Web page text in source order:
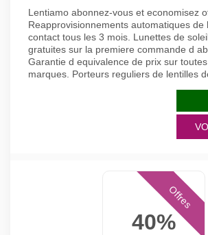
Lentiamo abonnez-vous et economisez
Reapprovisionnements automatiques de
contact tous les 3 mois. Lunettes de
gratuites sur la premiere commande d
Garantie d equivalence de prix sur
marques. Porteurs reguliers de lentilles
40%
Offres